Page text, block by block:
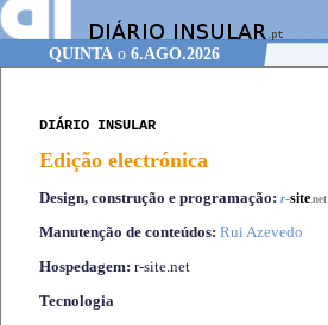
QUINTAo 6.AGO.2026
DIÁRIO INSULAR
Edição electrónica
Design, construção e programação: r-site.net
Manutenção de conteúdos: Rui Azevedo
Hospedagem: r-site.net
Tecnologia